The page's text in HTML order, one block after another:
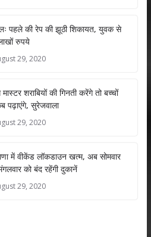
e
dI
n
l e
पहले की रेप की झूठी शिकायत, युवक से
रुपये
29, 2020
शराबियों की गिनती करेंगे तो बच्चों
पढ़ाएंगे, सुरेजवाला
29, 2020
में वीकेंड लॉकडाउन खत्म, अब सोमवार
को बंद रहेंगी दुकानें
29, 2020